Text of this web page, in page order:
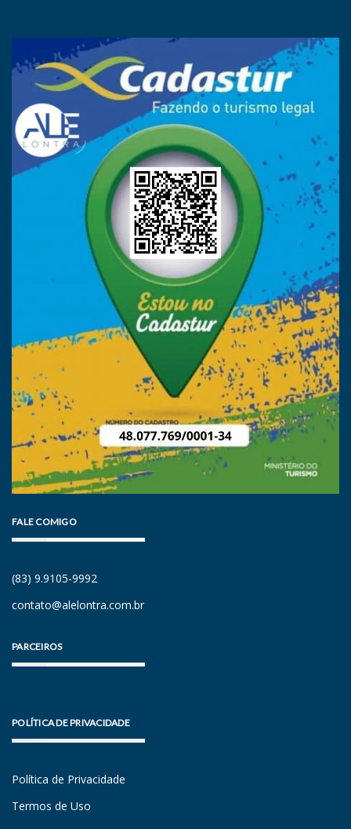
FALE COMIGO
(83) 9.9105-9992
contato@alelontra.com.br
PARCEIROS
POLÍTICA DE PRIVACIDADE
Política de Privacidade
Termos de Uso